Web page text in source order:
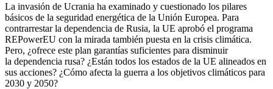
La invasión de Ucrania ha examinado y cuestionado los pilares
básicos de la seguridad energética de la Unión Europea. Para
contrarrestar la dependencia de Rusia, la UE aprobó el programa
REPowerEU con la mirada también puesta en la crisis climática.
Pero, ¿ofrece este plan garantías suficientes para disminuir
la dependencia rusa? ¿Están todos los estados de la UE alineados en
sus acciones? ¿Cómo afecta la guerra a los objetivos climáticos para
2030 y 2050?